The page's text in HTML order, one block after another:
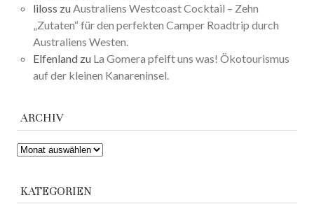
liloss zu Australiens Westcoast Cocktail – Zehn
„Zutaten“ für den perfekten Camper Roadtrip durch
Australiens Westen.
Elfenland zu La Gomera pfeift uns was! Ökotourismus
auf der kleinen Kanareninsel.
ARCHIV
ARCHIV
KATEGORIEN